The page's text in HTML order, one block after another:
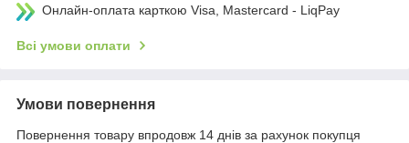
Онлайн-оплата карткою Visa, Mastercard - LiqPay
Всі умови оплати
Умови повернення
Повернення товару впродовж 14 днів за рахунок покупця